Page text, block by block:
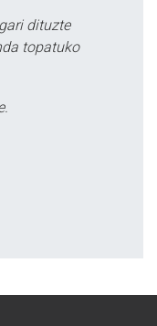
dituzte
topatuko